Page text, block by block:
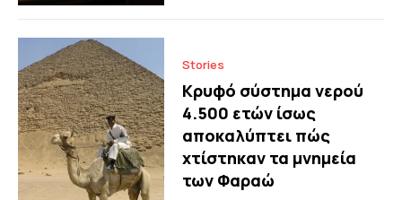
Stories
Κρυφό σύστημα νερού
4.500 ετών ίσως
αποκαλύπτει πώς
χτίστηκαν τα μνημεία
των Φαραώ